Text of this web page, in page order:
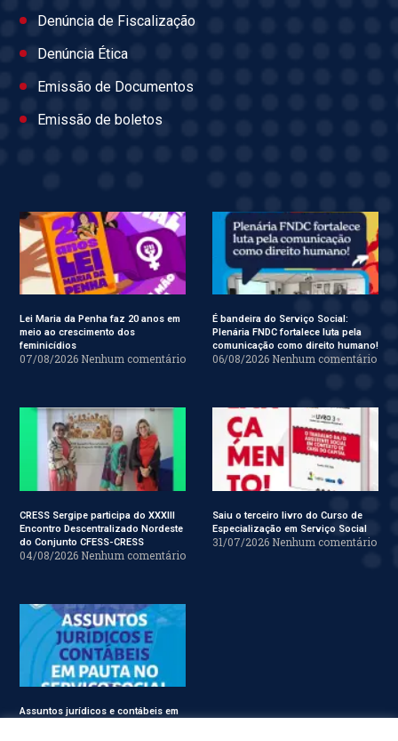
Denúncia de Fiscalização
Denúncia Ética
Emissão de Documentos
Emissão de boletos
Lei Maria da Penha faz 20 anos em
meio ao crescimento dos
feminicídios
07/08/2026 Nenhum comentário
É bandeira do Serviço Social:
Plenária FNDC fortalece luta pela
comunicação como direito humano!
06/08/2026 Nenhum comentário
CRESS Sergipe participa do XXXIII
Encontro Descentralizado Nordeste
do Conjunto CFESS-CRESS
04/08/2026 Nenhum comentário
Saiu o terceiro livro do Curso de
Especialização em Serviço Social
31/07/2026 Nenhum comentário
Assuntos jurídicos e contábeis em